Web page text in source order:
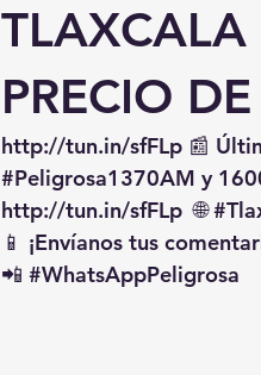
TLAXCALA
PRECIO
http://tun.in/sfFLp 📰
#Peligrosa1370AM y
http://tun.in/sfFLp 🌐
📱 ¡Envíanos tus
📲 #WhatsAppPeligrosa